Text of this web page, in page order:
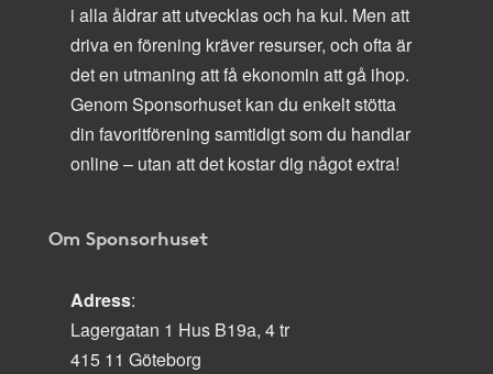
i alla åldrar att utvecklas och ha kul. Men att
driva en förening kräver resurser, och ofta är
det en utmaning att få ekonomin att gå ihop.
Genom Sponsorhuset kan du enkelt stötta
din favoritförening samtidigt som du handlar
online – utan att det kostar dig något extra!
Om Sponsorhuset
Adress:
Lagergatan 1 Hus B19a, 4 tr
415 11 Göteborg